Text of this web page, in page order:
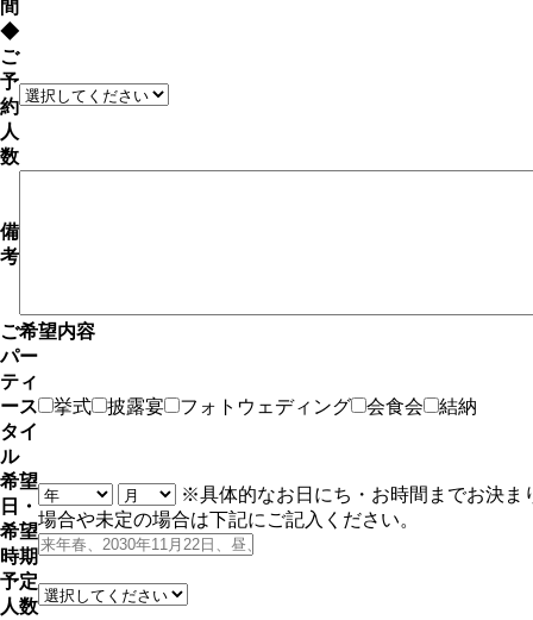
間
◆
ご
予
約
人
数
備
考
ご希望内容
パー
ティ
ース
タイ
ル
挙式 披露宴 フォトウェディング 会食会 結納
希望
日・
希望
時期
※具体的なお日にち・お時間までお決ま
場合や未定の場合は下記にご記入ください。
予定
人数